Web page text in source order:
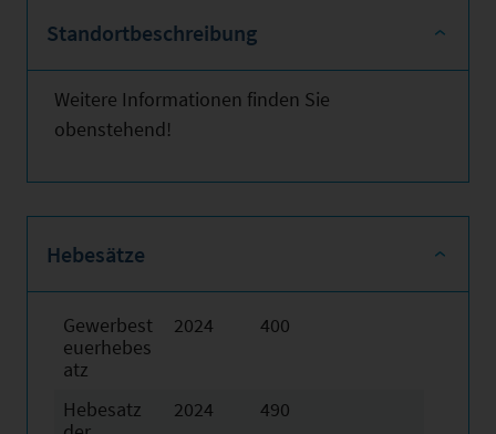
Standortbeschreibung
Weitere Informationen finden Sie
obenstehend!
Hebesätze
Gewerbest
euerhebes
atz
2024 400
Hebesatz
2024 490